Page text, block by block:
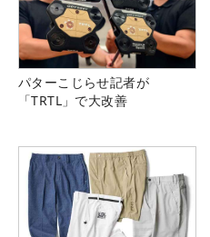
パターこじらせ記者が
「TRTL」で大改善